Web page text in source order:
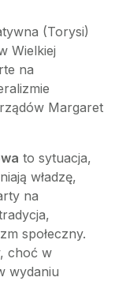
(Torysi)
Wielkiej
na
Margaret
to sytuacja,
władzę,
na
społeczny.
choć w
wydaniu